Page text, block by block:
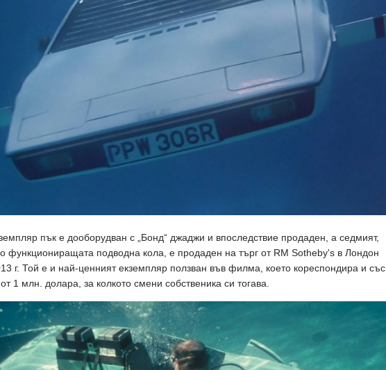
пък е дооборудван с „Бонд“ джаджи и впоследствие продаден, а седмият,
функциониращата подводна кола, е продаден на търг от RM Sotheby's в Лондон
г. Той е и най-ценният екземпляр ползван във филма, което кореспондира и със
1 млн. долара, за колкото смени собственика си тогава.